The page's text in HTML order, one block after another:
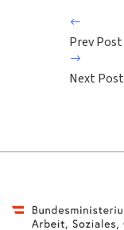
Prev Post
Next Post